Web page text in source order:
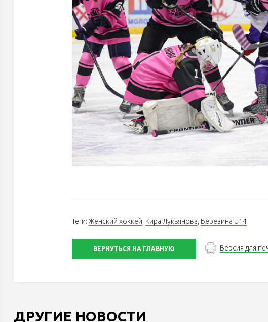
Теги: Женский хоккей Кира Лукьянова Березина U14
ВЕРНУТЬСЯ НА ГЛАВНУЮ Версия для
ДРУГИЕ НОВОСТИ